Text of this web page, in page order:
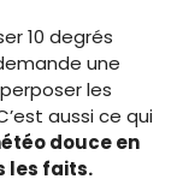
10 degrés
une
les
aussi ce qui
douce en
les faits.